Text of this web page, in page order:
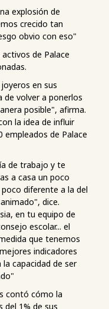
explosión de
crecido tan
obvio con eso"
de Palace
en sus
de volver a ponerlos
posible", afirma.
la idea de influir
empleados de Palace
de trabajo y te
a casa un poco
diferente a la del
dice.
en tu equipo de
escolar... el
que tenemos
indicadores
capacidad de ser
contó cómo la
del 1% de sus